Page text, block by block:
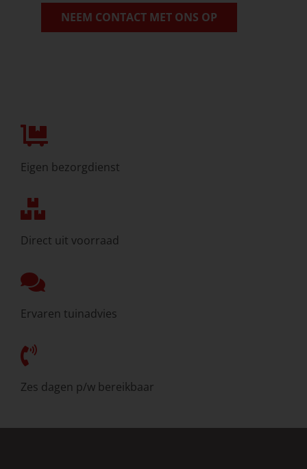
NEEM CONTACT MET ONS OP
Eigen bezorgdienst
Direct uit voorraad
Ervaren tuinadvies
Zes dagen p/w bereikbaar